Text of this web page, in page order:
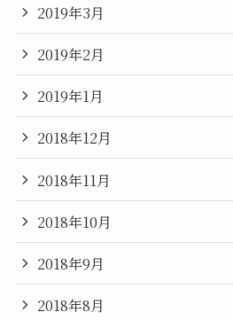
2019年3月
2019年2月
2019年1月
2018年12月
2018年11月
2018年10月
2018年9月
2018年8月